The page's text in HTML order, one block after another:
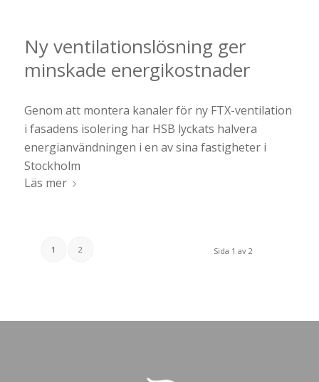
Ny ventilationslösning ger
minskade energikostnader
Genom att montera kanaler för ny FTX-ventilation
i fasadens isolering har HSB lyckats halvera
energianvändningen i en av sina fastigheter i
Stockholm
Läs mer
Sida 1 av 2
1 2